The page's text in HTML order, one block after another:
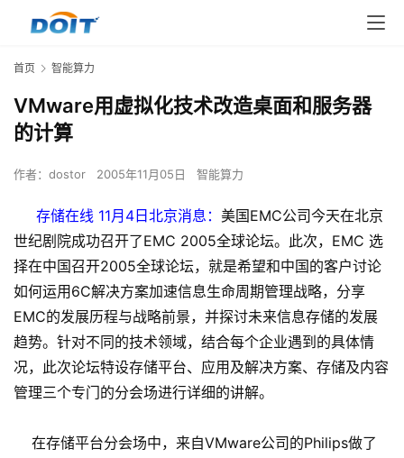
首页 智能算力
VMware用虚拟化技术改造桌面和服务器
的计算
作者： dostor 2005年11月05日 智能算力
存储在线 11月4日北京消息： 美国EMC公司今天在北京
世纪剧院成功召开了EMC 2005全球论坛。此次，EMC 选
择在中国召开2005全球论坛，就是希望和中国的客户讨论
如何运用6C解决方案加速信息生命周期管理战略，分享
EMC的发展历程与战略前景，并探讨未来信息存储的发展
趋势。针对不同的技术领域，结合每个企业遇到的具体情
况，此次论坛特设存储平台、应用及解决方案、存储及内容
管理三个专门的分会场进行详细的讲解。
在存储平台分会场中，来自VMware公司的Philips做了